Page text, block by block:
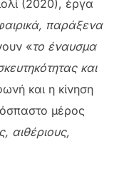
(2020), έργα
παράξενα
«το έναυσμα
και
και η κίνηση
μέρος
αιθέριους,